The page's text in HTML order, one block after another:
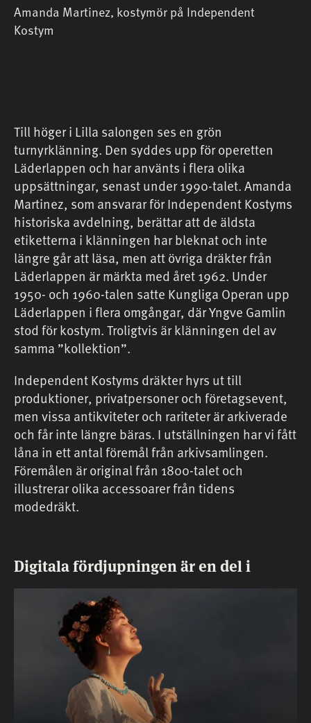
Amanda Martinez, kostymör på Independent
Kostym
Till höger i Lilla salongen ses en grön
turnyrklänning. Den syddes upp för operetten
Läderlappen och har använts i flera olika
uppsättningar, senast under 1990-talet. Amanda
Martinez, som ansvarar för Independent Kostyms
historiska avdelning, berättar att de äldsta
etiketterna i klänningen har bleknat och inte
längre går att läsa, men att övriga dräkter från
Läderlappen är märkta med året 1962. Under
1950- och 1960-talen satte Kungliga Operan upp
Läderlappen i flera omgångar, där Yngve Gamlin
stod för kostym. Troligtvis är klänningen del av
samma ”kollektion”.
Independent Kostyms dräkter hyrs ut till
produktioner, privatpersoner och företagsevent,
men vissa antikviteter och rariteter är arkiverade
och får inte längre bäras. I utställningen har vi fått
låna in ett antal föremål från arkivsamlingen.
Föremålen är original från 1800-talet och
illustrerar olika accessoarer från tidens
modedräkt.
Digitala fördjupningen är en del i